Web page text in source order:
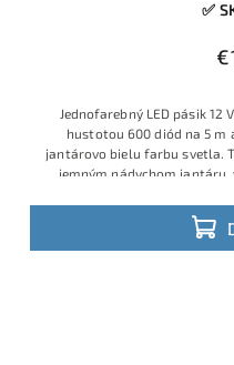
✅
Jednofarebný LED pásik
hustotou 600 diód na 5 m
jantárovo bielu farbu svetla.
jemným nádychom
reštauráciách, wellness či